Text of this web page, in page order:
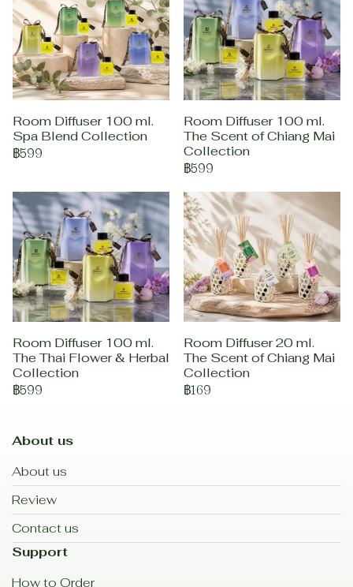
Room Diffuser 100 ml.
Spa Blend Collection
฿599
Room Diffuser 100 ml.
The Scent of Chiang Mai
Collection
฿599
Room Diffuser 100 ml.
The Thai Flower & Herbal
Collection
฿599
Room Diffuser 20 ml.
The Scent of Chiang Mai
Collection
฿169
About us
About us
Review
Contact us
Support
How to Order